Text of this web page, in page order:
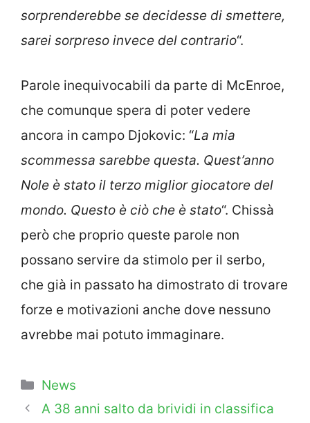
sorprenderebbe se decidesse di smettere,
sarei sorpreso invece del contrario“.
Parole inequivocabili da parte di McEnroe,
che comunque spera di poter vedere
ancora in campo Djokovic: “La mia
scommessa sarebbe questa. Quest’anno
Nole è stato il terzo miglior giocatore del
mondo. Questo è ciò che è stato“. Chissà
però che proprio queste parole non
possano servire da stimolo per il serbo,
che già in passato ha dimostrato di trovare
forze e motivazioni anche dove nessuno
avrebbe mai potuto immaginare.
Categorie
News
A 38 anni salto da brividi in classifica